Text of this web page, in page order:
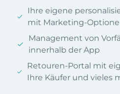
Ihre eigene
mit Marketing-
Management von
innerhalb der App
Retouren-Portal mit
Ihre Käufer und vieles